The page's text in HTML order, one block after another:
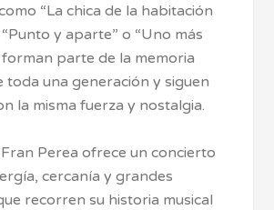
“La chica de la habitación
“Punto y aparte” o “Uno más
parte de la memoria
toda una generación y siguen
la misma fuerza y nostalgia.
Perea ofrece un concierto
cercanía y grandes
recorren su historia musical